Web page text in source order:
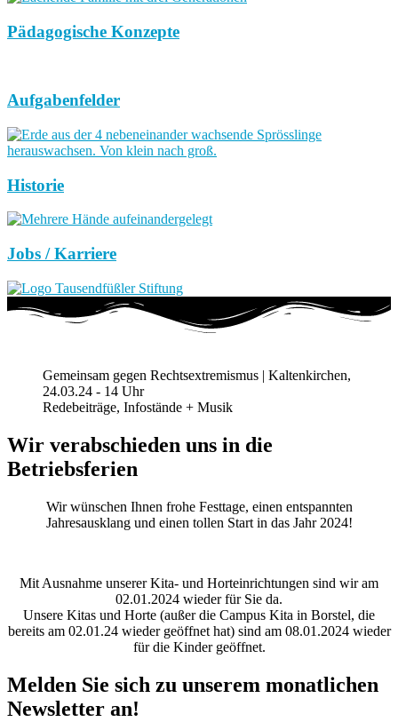
Pädagogische Konzepte
Aufgabenfelder
Historie
Jobs / Karriere
Gemeinsam gegen Rechtsextremismus | Kaltenkirchen,
24.03.24 - 14 Uhr
Redebeiträge, Infostände + Musik
Wir verabschieden uns in die
Betriebsferien
Wir wünschen Ihnen frohe Festtage, einen entspannten
Jahresausklang und einen tollen Start in das Jahr 2024!
Mit Ausnahme unserer Kita- und Horteinrichtungen sind wir am
02.01.2024 wieder für Sie da.
Unsere Kitas und Horte (außer die Campus Kita in Borstel, die
bereits am 02.01.24 wieder geöffnet hat) sind am 08.01.2024 wieder
für die Kinder geöffnet.
Melden Sie sich zu unserem monatlichen
Newsletter an!